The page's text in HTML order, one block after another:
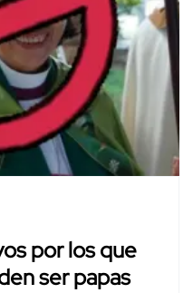
por los que
ser papas